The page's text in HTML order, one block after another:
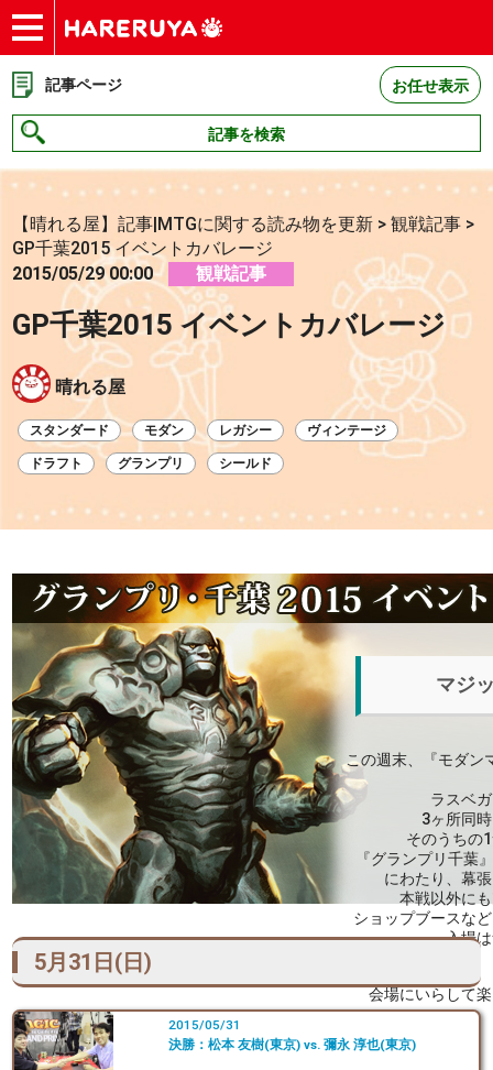
ショップ
買取
記事
デッキ検索
デッキ構築
選手一覧
店舗一覧
イベント
お問い合わせ
記事ページ お任せ表示
記事を検索
【晴れる屋】記事|MTGに関する読み物を更新 >観戦記事 >
GP千葉2015 イベントカバレージ
2015/05/29 00:00
観戦記事
GP千葉2015 イベントカバレージ
晴れる屋
スタンダード モダン レガシー ヴィンテージ
ドラフト グランプリ シールド
マジ
この週末、『モダン
ラスベ
3ヶ所同
そのうちの
『グランプリ千葉
にわたり、幕
本戦以外に
ショップブースな
入場
会場にいらして
5月31日(日)
2015/05/31
決勝：松本 友樹(東京) vs. 彌永 淳也(東京)